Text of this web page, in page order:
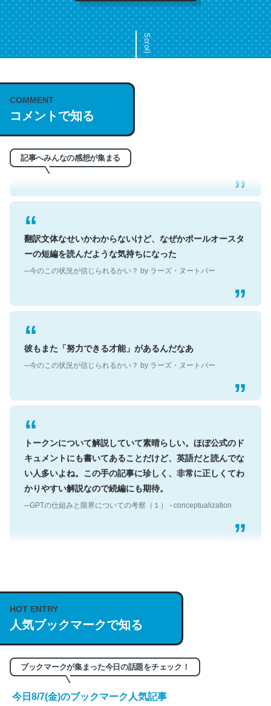
Scroll
COMMENT
コメントで知る
記事へみんなの感想が集まる
これは名文。彼はとてもクレバーなんだろうなと凄く思
う。英語少しでも読める人は原文もお勧め。自分はこの流
れ好き。Let’s Fucking Go. Then Covid hit. Shit.
─今のこの状況が信じられるかい？ by ラーズ・ヌートバー
翻訳文体なせいかわからないけど、なぜかポールオースタ
ーの短編を読んだような気持ちになった
彼もまた「努力できる才能」があるんだなあ
トークンについて解説していて素晴らしい。ほぼ公式のド
キュメントにも書いてあることだけど、英語だと読んでな
い人多いよね。この手の記事に珍しく、非常に正しくてわ
かりやすい解説なので続編にも期待。
説してる記事が少ないので貴重な良記事。/続編来た
https://isobe324649.hatenablog.com/entry/2023/03/27
/064121
─GPTの仕組みと限界についての考察（１） - conceptualization
HOT ENTRY
人気ブックマークで知る
ブックマークが集まった今日の話題をチェック！
今日8/7(金)のブックマーク人気記事